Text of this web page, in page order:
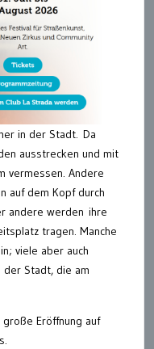
in der Stadt. Da
ausstrecken und mit
vermessen. Andere
auf dem Kopf durch
andere werden ihre
tragen. Manche
viele aber auch
der Stadt, die am
Eröffnung auf